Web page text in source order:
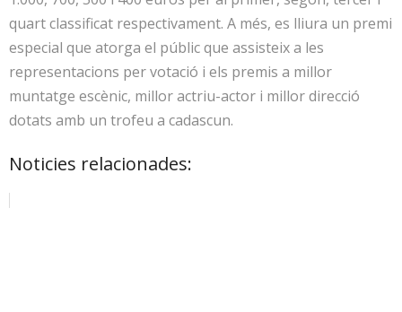
quart classificat respectivament. A més, es lliura un premi
especial que atorga el públic que assisteix a les
representacions per votació i els premis a millor
muntatge escènic, millor actriu-actor i millor direcció
dotats amb un trofeu a cadascun.
Noticies relacionades: